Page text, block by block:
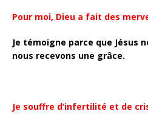
Pour moi, Dieu a fait des
Je témoigne parce que Jésus
nous recevons une grâce.
Je souffre d’infertilité et de